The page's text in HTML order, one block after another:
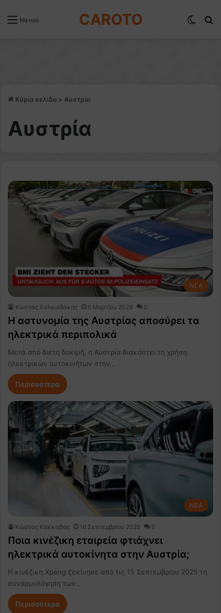
Μενού CAROTO
Κύρια σελίδα > Αυστρία
Αυστρία
NEA
Κώστας Χαλκιαδάκης 6 Μαρτίου 2026 0
Η αστυνομία της Αυστρίας αποσύρει τα
ηλεκτρικά περιπολικά
Μετά από διετή δοκιμή, η Αυστρία διακόπτει τη χρήση
ηλεκτρικών αυτοκινήτων στην…
Περισσότερα
NEA
Κώστας Κάκκαβας 16 Σεπτεμβρίου 2025 0
Ποια κινέζικη εταιρεία φτιάχνει
ηλεκτρικά αυτοκίνητα στην Αυστρία;
Η κινέζικη Xpeng ξεκίνησε από τις 15 Σεπτεμβρίου 2025 τη
συναρμολόγηση των…
Περισσότερα